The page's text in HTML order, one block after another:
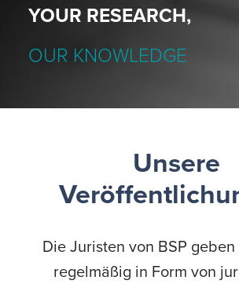
YOUR RESEARCH,
OUR KNOWLEDGE
Unsere
Die Juristen von BSP
regelmäßig in Form von